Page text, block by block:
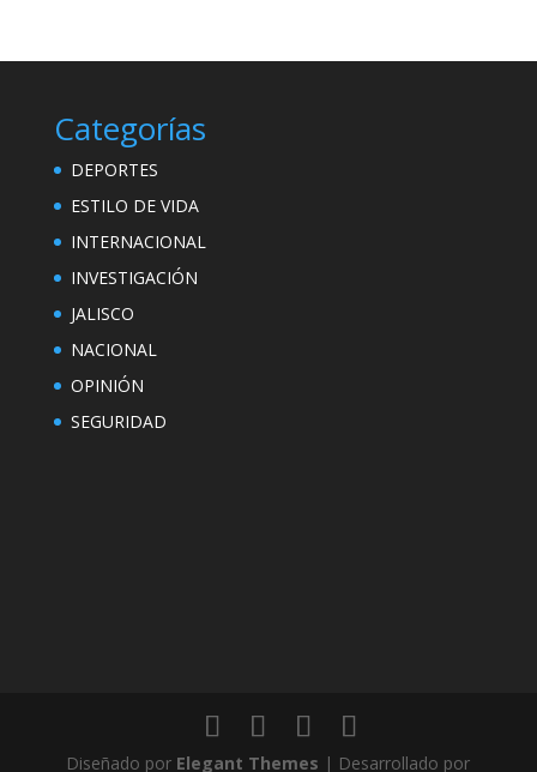
Categorías
DEPORTES
ESTILO DE VIDA
INTERNACIONAL
INVESTIGACIÓN
JALISCO
NACIONAL
OPINIÓN
SEGURIDAD
Diseñado por Elegant Themes | Desarrollado por